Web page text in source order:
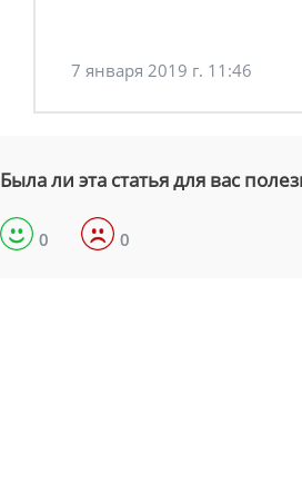
7 января 2019 г. 11:46
Была ли эта статья для вас
0 0